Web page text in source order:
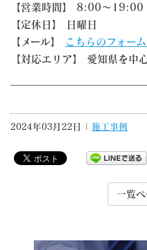
【営業時間】 8:00～19:00
【定休日】 日曜日
【メール】
こちらのフォー
【対応エリア】 愛知県を中
2024年03月22日 | 施工事例
一覧